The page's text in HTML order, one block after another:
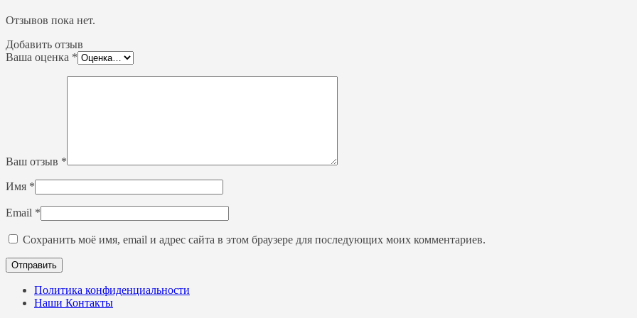
Отзывов пока нет.
Добавить отзыв
Ваша оценка *
Ваш отзыв *
Имя *
Email *
Сохранить моё имя, email и адрес сайта в этом браузере для последующих моих комментариев.
Политика конфиденциальности
Наши Контакты